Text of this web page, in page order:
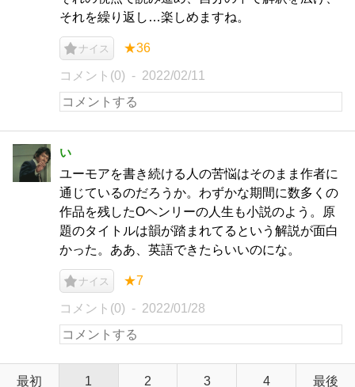
それを繰り返し…楽しめますね。
ナイス ★36
コメント(0) 2022/02/11
い
ユーモアを書き続ける人の苦悩はそのまま作者に
通じているのだろうか。わずかな期間に数多くの
作品を残したOヘンリーの人生も小説のよう。原
題のタイトルは韻が踏まれてるという解説が面白
かった。ああ、英語できたらいいのにな。
ナイス ★7
コメント(0) 2022/01/28
最初 1 2 3 4 最後